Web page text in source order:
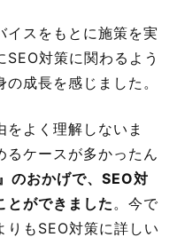
イスをもとに施策を実
対策に関わるよう
成長を感じました。
をよく理解しないま
るケースが多かったん
のおかげで、SEO対
とができました。今で
りもSEO対策に詳しい